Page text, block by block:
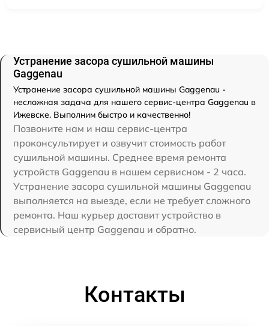
Устранение засора сушильной машины
Gaggenau
Устранение засора сушильной машины Gaggenau -
несложная задача для нашего сервис-центра Gaggenau в
Ижевске. Выполним быстро и качественно!
Позвоните нам и наш сервис-центра
проконсультирует и озвучит стоимость работ
сушильной машины. Среднее время ремонта
устройств Gaggenau в нашем сервисном - 2 часа.
Устранение засора сушильной машины Gaggenau
выполняется на выезде, если не требует сложного
ремонта. Наш курьер доставит устройство в
сервисный центр Gaggenau и обратно.
Контакты